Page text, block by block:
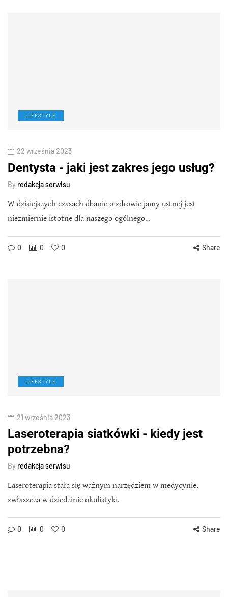
LIFESTYLE
22 września 2023
Dentysta - jaki jest zakres jego usług?
By redakcja serwisu
W dzisiejszych czasach dbanie o zdrowie jamy ustnej jest
niezmiernie istotne dla naszego ogólnego…
0 0 0 Share
LIFESTYLE
21 września 2023
Laseroterapia siatkówki - kiedy jest
potrzebna?
By redakcja serwisu
Laseroterapia stała się ważnym narzędziem w medycynie,
zwłaszcza w dziedzinie okulistyki.
0 0 0 Share